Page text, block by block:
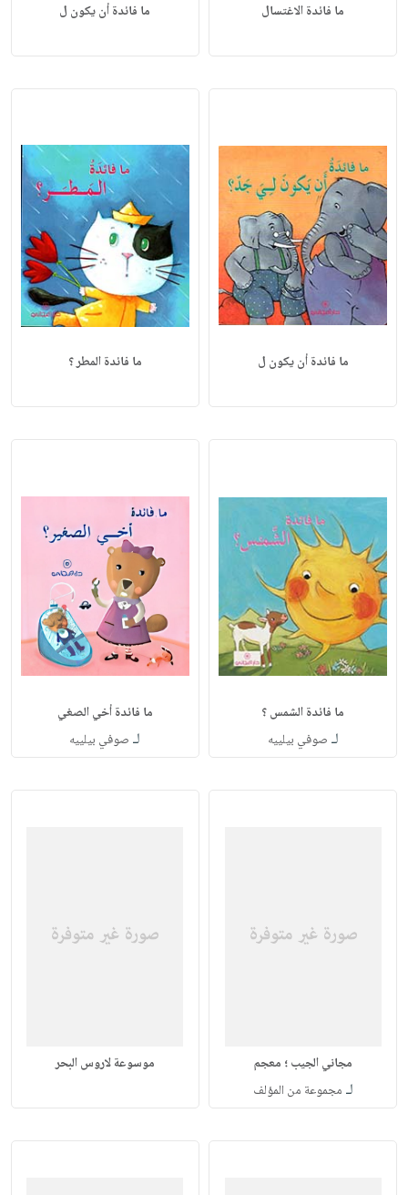
ما فائدة الاغتسال ما فائدة أن يكون ل
ما فائدة أن يكون ل ما فائدة المطر ؟
ما فائدة الشمس ؟
لـ صوفي بيلييه
ما فائدة أخي الصغي
لـ صوفي بيلييه
مجاني الجيب ؛ معجم
لـ مجموعة من المؤلف
موسوعة لاروس البحر